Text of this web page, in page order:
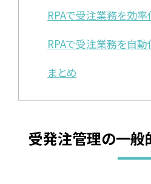
RPAで受注業務を効率
RPAで受注業務を自動
まとめ
受発注管理の一般